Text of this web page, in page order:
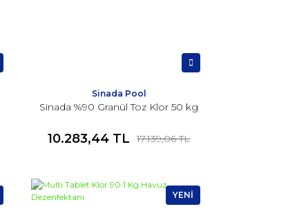
Sinada Pool
Sinada %90 Granül Toz Klor 50 kg
10.283,44 TL 17.139,06 TL
YENİ